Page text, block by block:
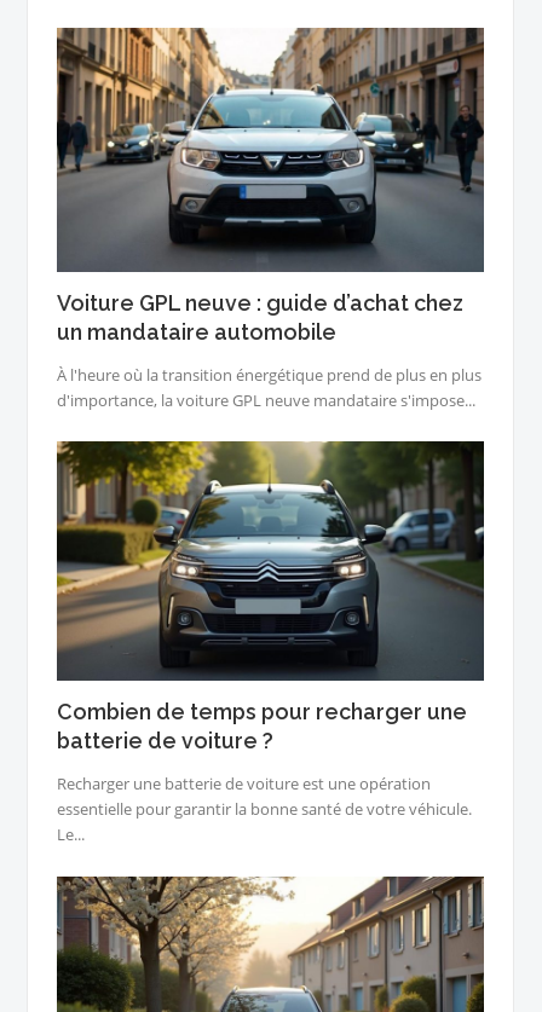
Voiture GPL neuve : guide d’achat chez
un mandataire automobile
À l'heure où la transition énergétique prend de plus en plus
d'importance, la voiture GPL neuve mandataire s'impose...
Combien de temps pour recharger une
batterie de voiture ?
Recharger une batterie de voiture est une opération
essentielle pour garantir la bonne santé de votre véhicule.
Le...